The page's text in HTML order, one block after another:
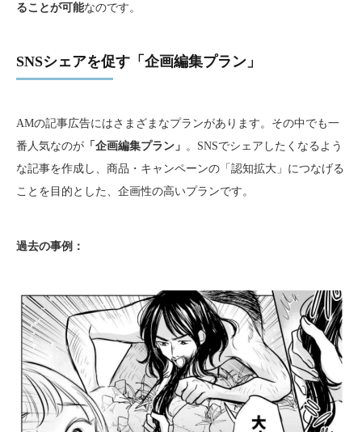
ることが可能なのです。
SNSシェアを促す「企画編集プラン」
AMの記事広告にはさまざまなプランがあります。その中でも一
番人気なのが 「企画編集プラン」 。SNSでシェアしたくなるよう
な記事を作成し、商品・キャンペーンの「認知拡大」につなげる
ことを目的とした、企画性の高いプランです。
過去の事例：